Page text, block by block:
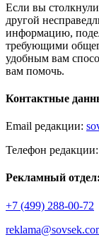
Если вы
другой
информацию,
требующими
удобным вам
вам помочь.
Контактные
Email редакции:
Телефон редакции:
Рекламный отдел:
+7 (499) 288-00-72